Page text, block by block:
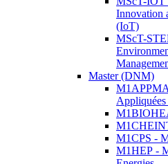
Innovation
(IoT)
MScT-
Master (DNM)
Appliquées
M1CPS -
M1HEP -